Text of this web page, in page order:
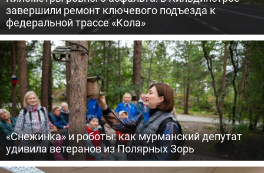
завершили ремонт ключевого подъезда к
федеральной трассе «Кола»
«Снежинка» и роботы: как мурманский депутат
удивила ветеранов из Полярных Зорь